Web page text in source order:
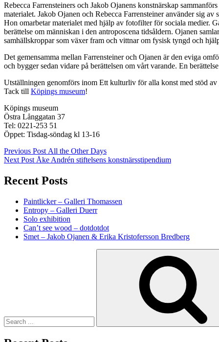
Rebecca Farrensteiners och Jakob Ojanens konstnärskap
materialet. Jakob Ojanen och Rebecca Farrensteiner använder sig
Hon omarbetar materialet med hjälp av fotofilter för sociala medier.
berättelse om människan i den antroposcena tidsåldern. Ojanen
samhällskroppar som växer fram och vittnar om fysisk tyngd och
Det gemensamma mellan Farrensteiner och Ojanen är den eviga
och bygger sedan vidare på berättelsen om vårt varande. En
Utställningen genomförs inom Ett kulturliv för alla konst med stöd av
Tack till Köpings museum!
Köpings museum
Östra Långgatan 37
Tel: 0221-253 51
Öppet: Tisdag-söndag kl 13-16
Post
navigation
Previous Post Previous
post:
All the Other Days
Next Post Åke Andrén stiftelsens konstnärsstipendium
Recent Posts
Paintlicker – Galleri Thomassen
Entropy – Galleri Duerr
Solo exhibition
Can’t see wood – dotdotdot
Smet – Jakob Ojanen & Erika Kristofersson Bredberg